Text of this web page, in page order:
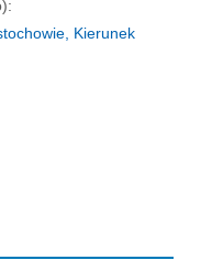
Kierunek